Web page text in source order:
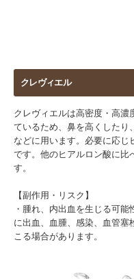
クレヴィエル
クレヴィエルは高密度・高濃
ているため、鼻を高くしたり
などに用います。必要に応じ
です。他のヒアルロン酸に比
す。
【副作用・リスク】​
・腫れ、内出血を生じる可
に出血、血腫、感染、血管塞
こる場合があります。​